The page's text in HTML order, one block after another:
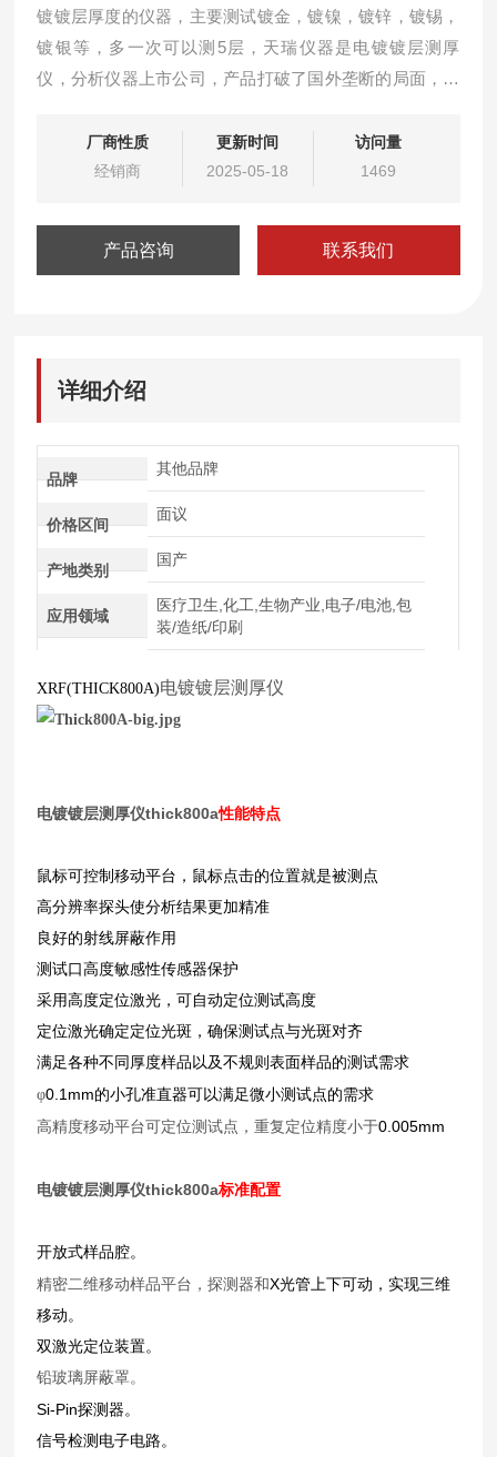
镀镀层厚度的仪器，主要测试镀金，镀镍，镀锌，镀锡，
镀银等，多一次可以测5层，天瑞仪器是电镀镀层测厚
仪，分析仪器上市公司，产品打破了国外垄断的局面，在
厂商性质
经销商
更新时间
2025-05-18
访问量
1469
产品咨询 联系我们
详细介绍
品牌
其他品牌
价格区间
面议
产地类别
国产
应用领域
医疗卫生,化工,生物产业,电子/电池,包
装/造纸/印刷
XRF(THICK800A)电镀镀层测厚仪
电镀镀层测厚仪thick800a性能特点
鼠标可控制移动平台，鼠标点击的位置就是被测点
高分辨率探头使分析结果更加精准
良好的射线屏蔽作用
测试口高度敏感性传感器保护
采用高度定位激光，可自动定位测试高度
定位激光确定定位光斑，确保测试点与光斑对齐
满足各种不同厚度样品以及不规则表面样品的测试需求
φ0.1mm的小孔准直器可以满足微小测试点的需求
高精度移动平台可定位测试点，重复定位精度小于0.005mm
电镀镀层测厚仪thick800a标准配置
开放式样品腔。
精密二维移动样品平台，探测器和X光管上下可动，实现三维
移动。
双激光定位装置。
铅玻璃屏蔽罩。
Si-Pin探测器。
信号检测电子电路。